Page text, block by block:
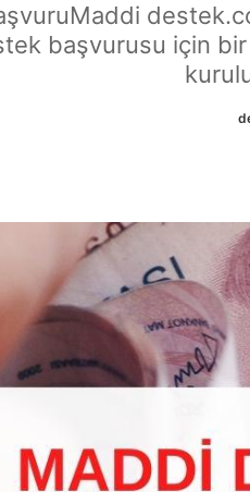
başvurusu için bir